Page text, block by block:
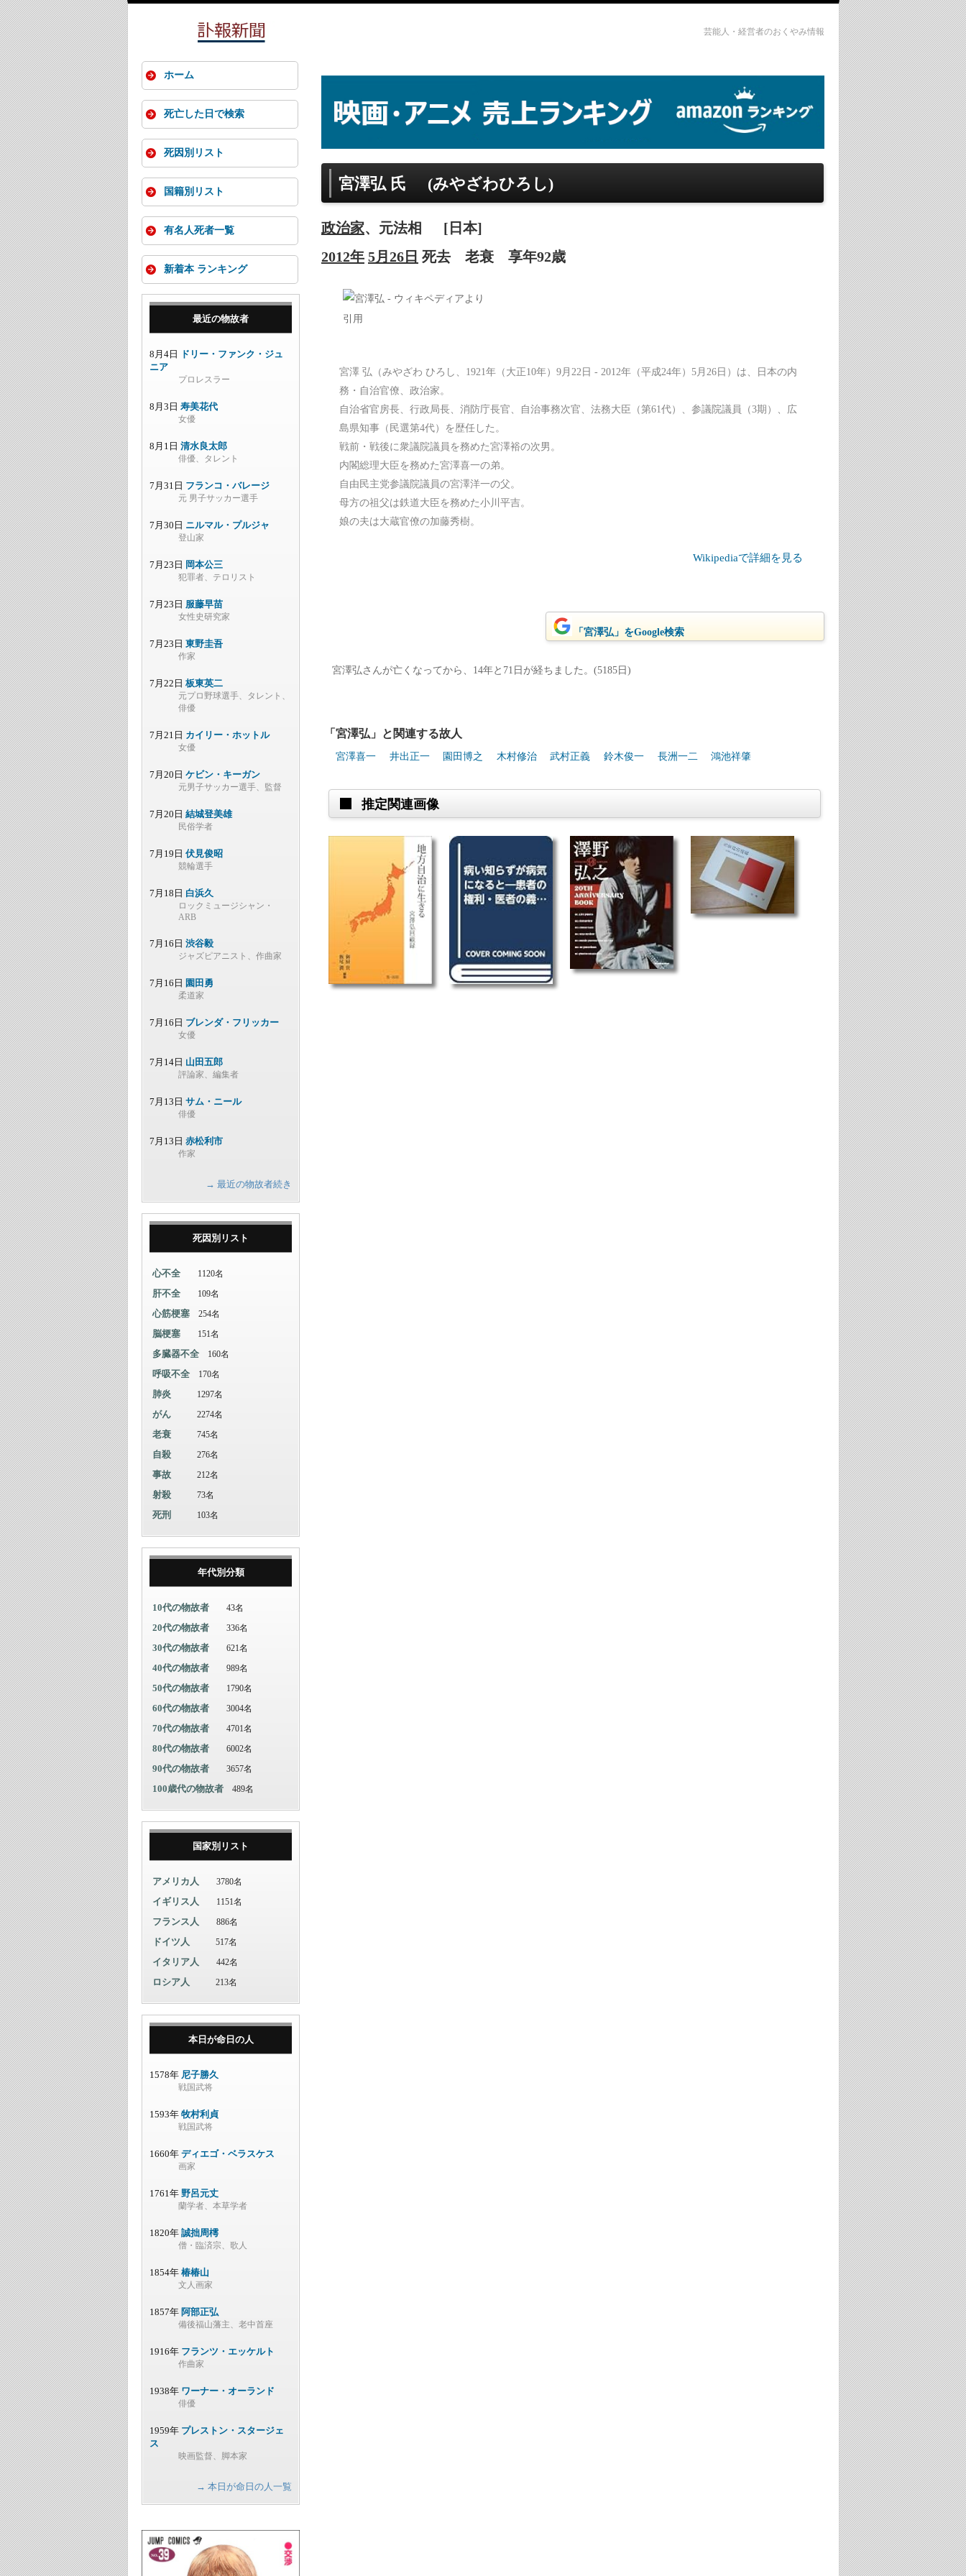
芸能人・経営者のおくやみ情報
宮澤弘 氏 (みやざわひろし)
政治家、元法相
[日本]
2012年 5月26日 死去 老衰 享年92歳
宮澤 弘（みやざわ ひろし、1921年（大正10年）9月22日 - 2012年（平成24年）5月26日）は、日本の内
務・自治官僚、政治家。
自治省官房長、行政局長、消防庁長官、自治事務次官、法務大臣（第61代）、参議院議員（3期）、広
島県知事（民選第4代）を歴任した。
戦前・戦後に衆議院議員を務めた宮澤裕の次男。
内閣総理大臣を務めた宮澤喜一の弟。
自由民主党参議院議員の宮澤洋一の父。
母方の祖父は鉄道大臣を務めた小川平吉。
娘の夫は大蔵官僚の加藤秀樹。
Wikipediaで詳細を見る
「宮澤弘」をGoogle検索
宮澤弘さんが亡くなってから、14年と71日が経ちました。(5185日)
「宮澤弘」と関連する故人
宮澤喜一 井出正一 園田博之 木村修治 武村正義 鈴木俊一 長洲一二 鴻池祥肇
推定関連画像
ホーム
死亡した日で検索
死因別リスト
国籍別リスト
有名人死者一覧
新着本 ランキング
最近の物故者
8月4日
ドリー・ファンク・ジュ
ニア
プロレスラー
8月3日 寿美花代
女優
8月1日 清水良太郎
俳優、タレント
7月31日 フランコ・バレージ
元 男子サッカー選手
7月30日 ニルマル・プルジャ
登山家
7月23日 岡本公三
犯罪者、テロリスト
7月23日 服藤早苗
女性史研究家
7月23日 東野圭吾
作家
7月22日 板東英二
元プロ野球選手、タレント、
俳優
7月21日 カイリー・ホットル
女優
7月20日 ケビン・キーガン
元男子サッカー選手、監督
7月20日 結城登美雄
民俗学者
7月19日 伏見俊昭
競輪選手
7月18日 白浜久
ロックミュージシャン・
ARB
7月16日 渋谷毅
ジャズピアニスト、作曲家
7月16日 園田勇
柔道家
7月16日 ブレンダ・フリッカー
女優
7月14日 山田五郎
評論家、編集者
7月13日 サム・ニール
俳優
7月13日 赤松利市
作家
→ 最近の物故者続き
死因別リスト
心不全 1120名
肝不全 109名
心筋梗塞 254名
脳梗塞 151名
多臓器不全 160名
呼吸不全 170名
肺炎 1297名
がん 2274名
老衰 745名
自殺 276名
事故 212名
射殺 73名
死刑 103名
年代別分類
10代の物故者 43名
20代の物故者 336名
30代の物故者 621名
40代の物故者 989名
50代の物故者 1790名
60代の物故者 3004名
70代の物故者 4701名
80代の物故者 6002名
90代の物故者 3657名
100歳代の物故者 489名
国家別リスト
アメリカ人 3780名
イギリス人 1151名
フランス人 886名
ドイツ人 517名
イタリア人 442名
ロシア人 213名
本日が命日の人
1578年 尼子勝久
戦国武将
1593年 牧村利貞
戦国武将
1660年 ディエゴ・ベラスケス
画家
1761年 野呂元丈
蘭学者、本草学者
1820年 誠拙周樗
僧・臨済宗、歌人
1854年 椿椿山
文人画家
1857年 阿部正弘
備後福山藩主、老中首座
1916年 フランツ・エッケルト
作曲家
1938年 ワーナー・オーランド
俳優
1959年 プレストン・スタージェ
ス
映画監督、脚本家
→ 本日が命日の人一覧